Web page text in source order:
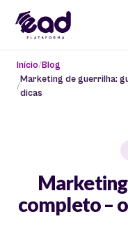
Início Blog
Marketing de guerrilha:
dicas
completo –